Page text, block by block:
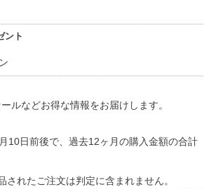
ルなどお得な情報をお届けします。
10日前後で、過去12ヶ月の購入金額の合計
されたご注文は判定に含まれません。